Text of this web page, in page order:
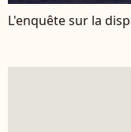
L'enquête sur la